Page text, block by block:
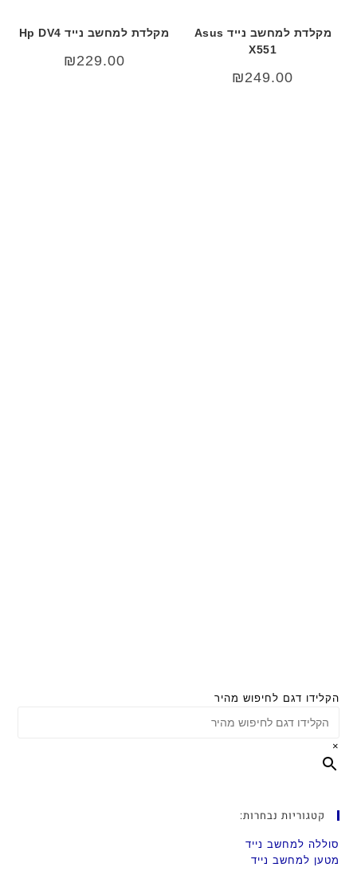
מקלדת למחשב נייד Asus
X551
₪249.00
מקלדת למחשב נייד Hp DV4
₪229.00
הקלידו דגם לחיפוש מהיר
×
קטגוריות נבחרות:
סוללה למחשב נייד
מטען למחשב נייד